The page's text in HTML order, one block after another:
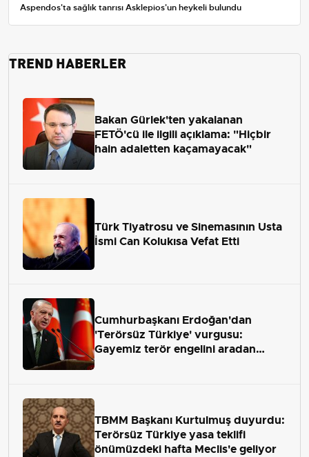
Aspendos'ta sağlık tanrısı Asklepios'un heykeli bulundu
TREND HABERLER
Bakan Gürlek'ten yakalanan
FETÖ'cü ile ilgili açıklama: "Hiçbir
hain adaletten kaçamayacak"
Türk Tiyatrosu ve Sinemasının Usta
İsmi Can Kolukısa Vefat Etti
Cumhurbaşkanı Erdoğan'dan
'Terörsüz Türkiye' vurgusu:
Gayemiz terör engelini aradan
TBMM Başkanı Kurtulmuş duyurdu:
Terörsüz Türkiye yasa teklifi
önümüzdeki hafta Meclis'e geliyor